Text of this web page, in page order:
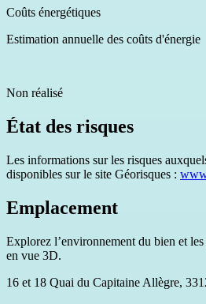
Coûts énergétiques
Estimation annuelle des coûts d'énergie
Non réalisé
État des risques
Les informations sur les risques
disponibles sur le site Géorisques :
Emplacement
Explorez l’environnement du bien et
en vue 3D.
16 et 18 Quai du Capitaine Allègre,